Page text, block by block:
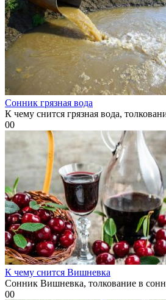
Сонник грязная вода
К чему снится грязная вода,
00
К чему снится Вишневка
Сонник Вишневка, толкование в
00